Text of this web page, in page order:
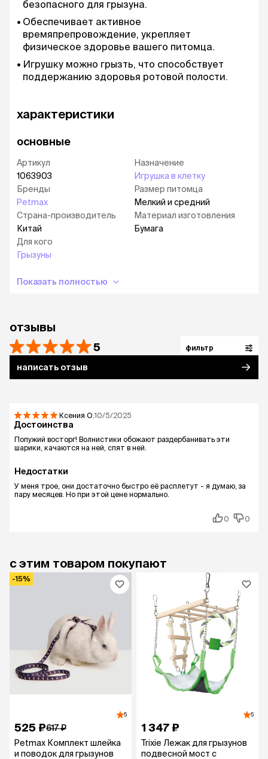
безопасного для грызуна.
Обеспечивает активное
времяпрепровождение, укрепляет
физическое здоровье вашего питомца.
Игрушку можно грызть, что способствует
поддержанию здоровья ротовой полости.
характеристики
основные
Артикул
1063903
Бренды
Petmax
Страна-производитель
Китай
Для кого
Грызуны
Назначение
Игрушка в клетку
Размер питомца
Мелкий и средний
Материал изготовления
Бумага
Показать полностью
отзывы
5 фильтр
написать отзыв
Ксения О.10/5/2025
Достоинства
Попужий восторг! Волнистики обожают раздербанивать эти
шарики, качаются на ней, спят в ней.
Недостатки
У меня трое, они достаточно быстро её расплетут - я думаю, за
пару месяцев. Но при этой цене нормально.
0 0
с этим товаром покупают
-15%
5
525 ₽617 ₽
Petmax Комплект шлейка
и поводок для грызунов
5
1 347 ₽
Trixie Лежак для грызунов
подвесной мост с